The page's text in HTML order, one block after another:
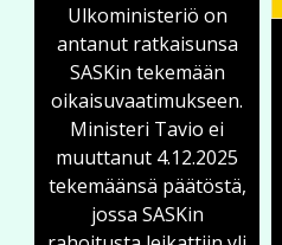
Ulkoministeriö on
antanut ratkaisunsa
SASKin tekemään
oikaisuvaatimukseen.
Ministeri Tavio ei
muuttanut 4.12.2025
tekemäänsä päätöstä,
jossa SASKin